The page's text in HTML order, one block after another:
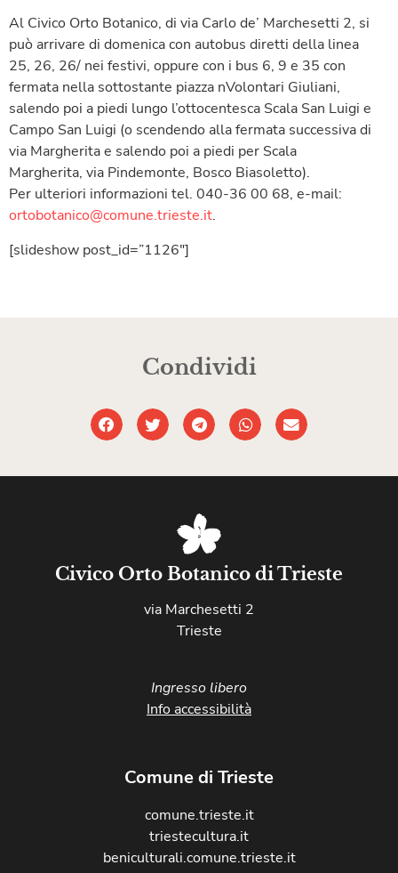
Al Civico Orto Botanico, di via Carlo de’ Marchesetti 2, si
può arrivare di domenica con autobus diretti della linea
25, 26, 26/ nei festivi, oppure con i bus 6, 9 e 35 con
fermata nella sottostante piazza nVolontari Giuliani,
salendo poi a piedi lungo l’ottocentesca Scala San Luigi e
Campo San Luigi (o scendendo alla fermata successiva di
via Margherita e salendo poi a piedi per Scala
Margherita, via Pindemonte, Bosco Biasoletto).
Per ulteriori informazioni tel. 040-36 00 68, e-mail:
ortobotanico@comune.trieste.it.
[slideshow post_id=”1126″]
Condividi
Civico Orto Botanico di Trieste
via Marchesetti 2
Trieste
Ingresso libero
Info accessibilità
Comune di Trieste
comune.trieste.it
triestecultura.it
beniculturali.comune.trieste.it